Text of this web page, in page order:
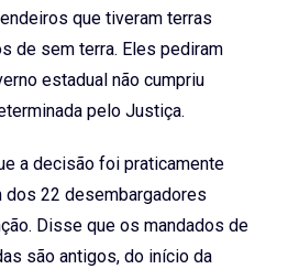
que tiveram terras
de sem terra. Eles pediram
estadual não cumpriu
pelo Justiça.
a decisão foi praticamente
dos 22 desembargadores
Disse que os mandados de
são antigos, do início da